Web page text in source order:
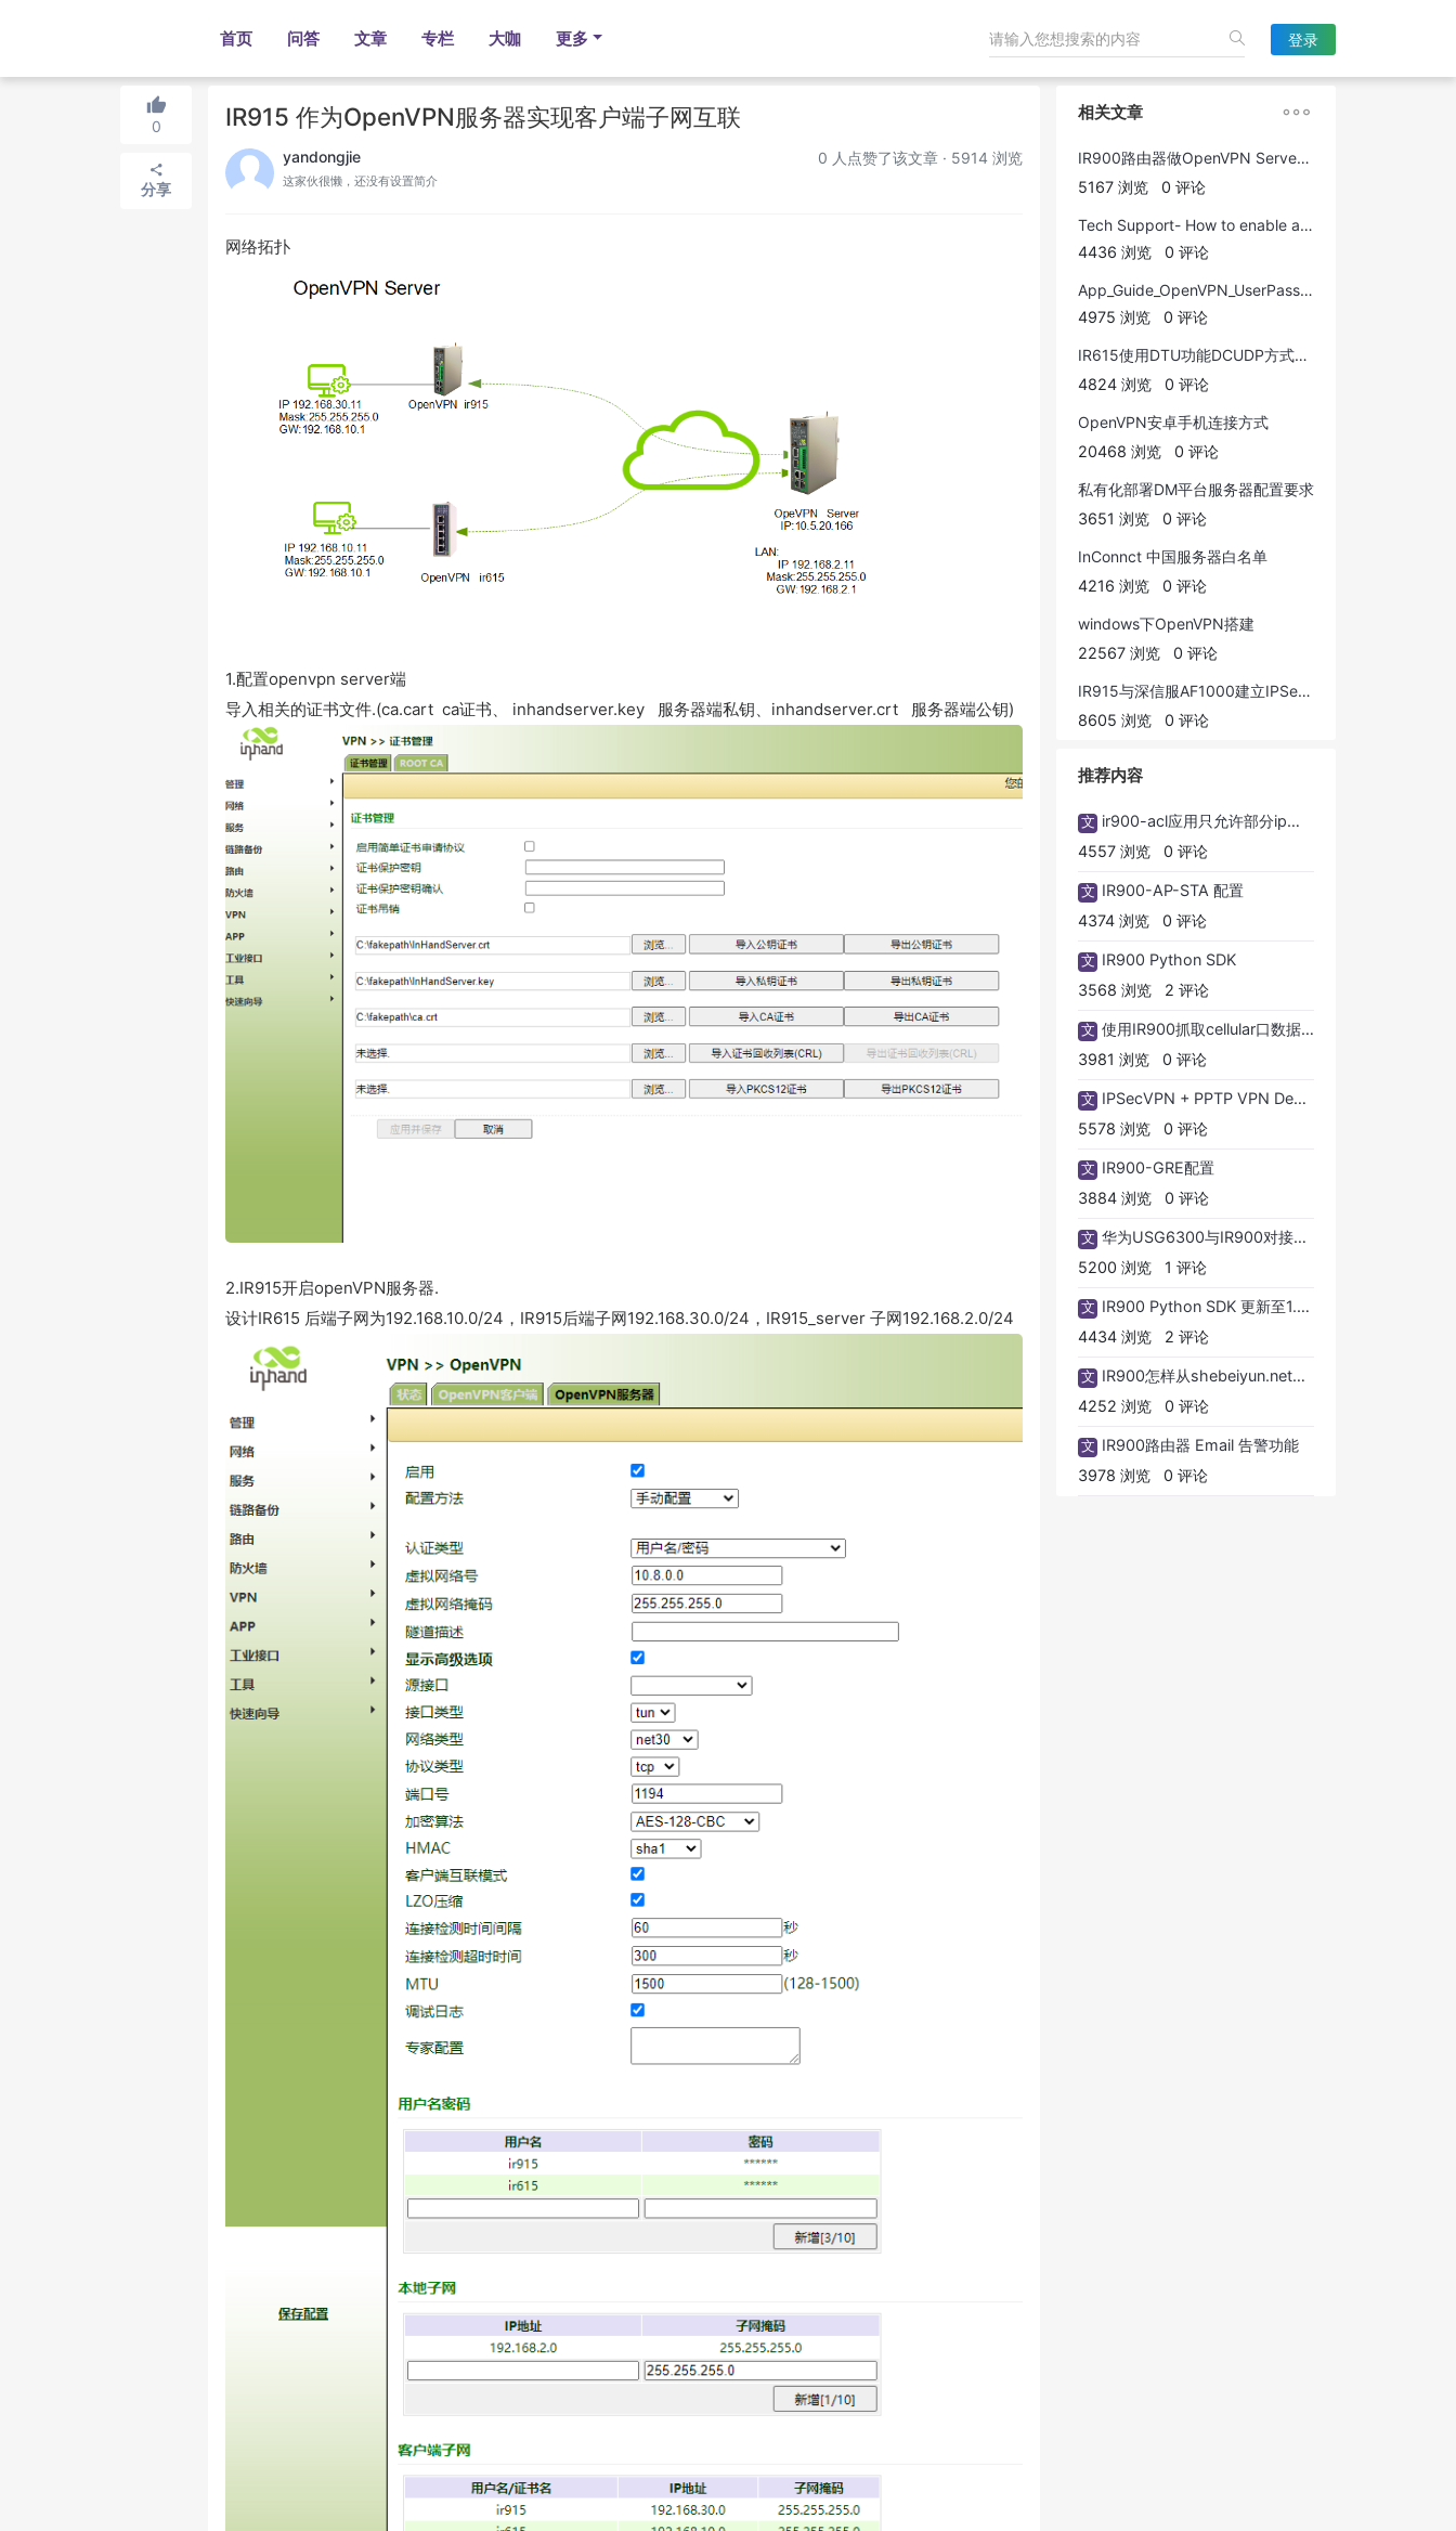
首页 问答 文章 专栏 大咖 更多 登录
0
分享
IR915 作为OpenVPN服务器实现客户端子网互联
yandongjie
这家伙很懒，还没有设置简介
0 人点赞了该文章 · 5914 浏览
网络拓扑
1.配置openvpn server端
导入相关的证书文件.(ca.cart ca证书、 inhandserver.key 服务器端私钥、inhandserver.crt 服务器端公钥)
2.IR915开启openVPN服务器.
设计IR615 后端子网为192.168.10.0/24，IR915后端子网192.168.30.0/24，IR915_server 子网192.168.2.0/24
相关文章 
IR900路由器做OpenVPN Server，Server&Client 一个型号搞定
5167 浏览
0 评论
Tech Support- How to enable and set up WiFi function in IR915L
4436 浏览
0 评论
App_Guide_OpenVPN_UserPassword Mode
4975 浏览
0 评论
IR615使用DTU功能DCUDP方式连接主站服务器配置
4824 浏览
0 评论
OpenVPN安卓手机连接方式
20468 浏览
0 评论
私有化部署DM平台服务器配置要求
3651 浏览
0 评论
InConnct 中国服务器白名单
4216 浏览
0 评论
windows下OpenVPN搭建
22567 浏览
0 评论
IR915与深信服AF1000建立IPSecVPN配置举例
8605 浏览
0 评论
推荐内容
文 ir900-acl应用只允许部分ip地址访问外网
4557 浏览
0 评论
文 IR900-AP-STA 配置
4374 浏览
0 评论
文 IR900 Python SDK
3568 浏览
2 评论
文 使用IR900抓取cellular口数据包
3981 浏览
0 评论
文 IPSecVPN + PPTP VPN Demo 搭建配置
5578 浏览
0 评论
文 IR900-GRE配置
3884 浏览
0 评论
文 华为USG6300与IR900对接L2TPVPN
5200 浏览
1 评论
文 IR900 Python SDK 更新至1.3.2
4434 浏览
2 评论
文 IR900怎样从shebeiyun.net平台迁移到InConnect平台（远程维护）
4252 浏览
0 评论
文 IR900路由器 Email 告警功能
3978 浏览
0 评论